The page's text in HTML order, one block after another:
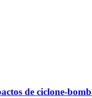
de ciclone-